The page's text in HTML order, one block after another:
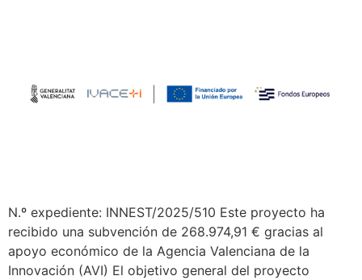
N.º expediente: INNEST/2025/510 Este proyecto ha
recibido una subvención de 268.974,91 € gracias al
apoyo económico de la Agencia Valenciana de la
Innovación (AVI) El objetivo general del proyecto